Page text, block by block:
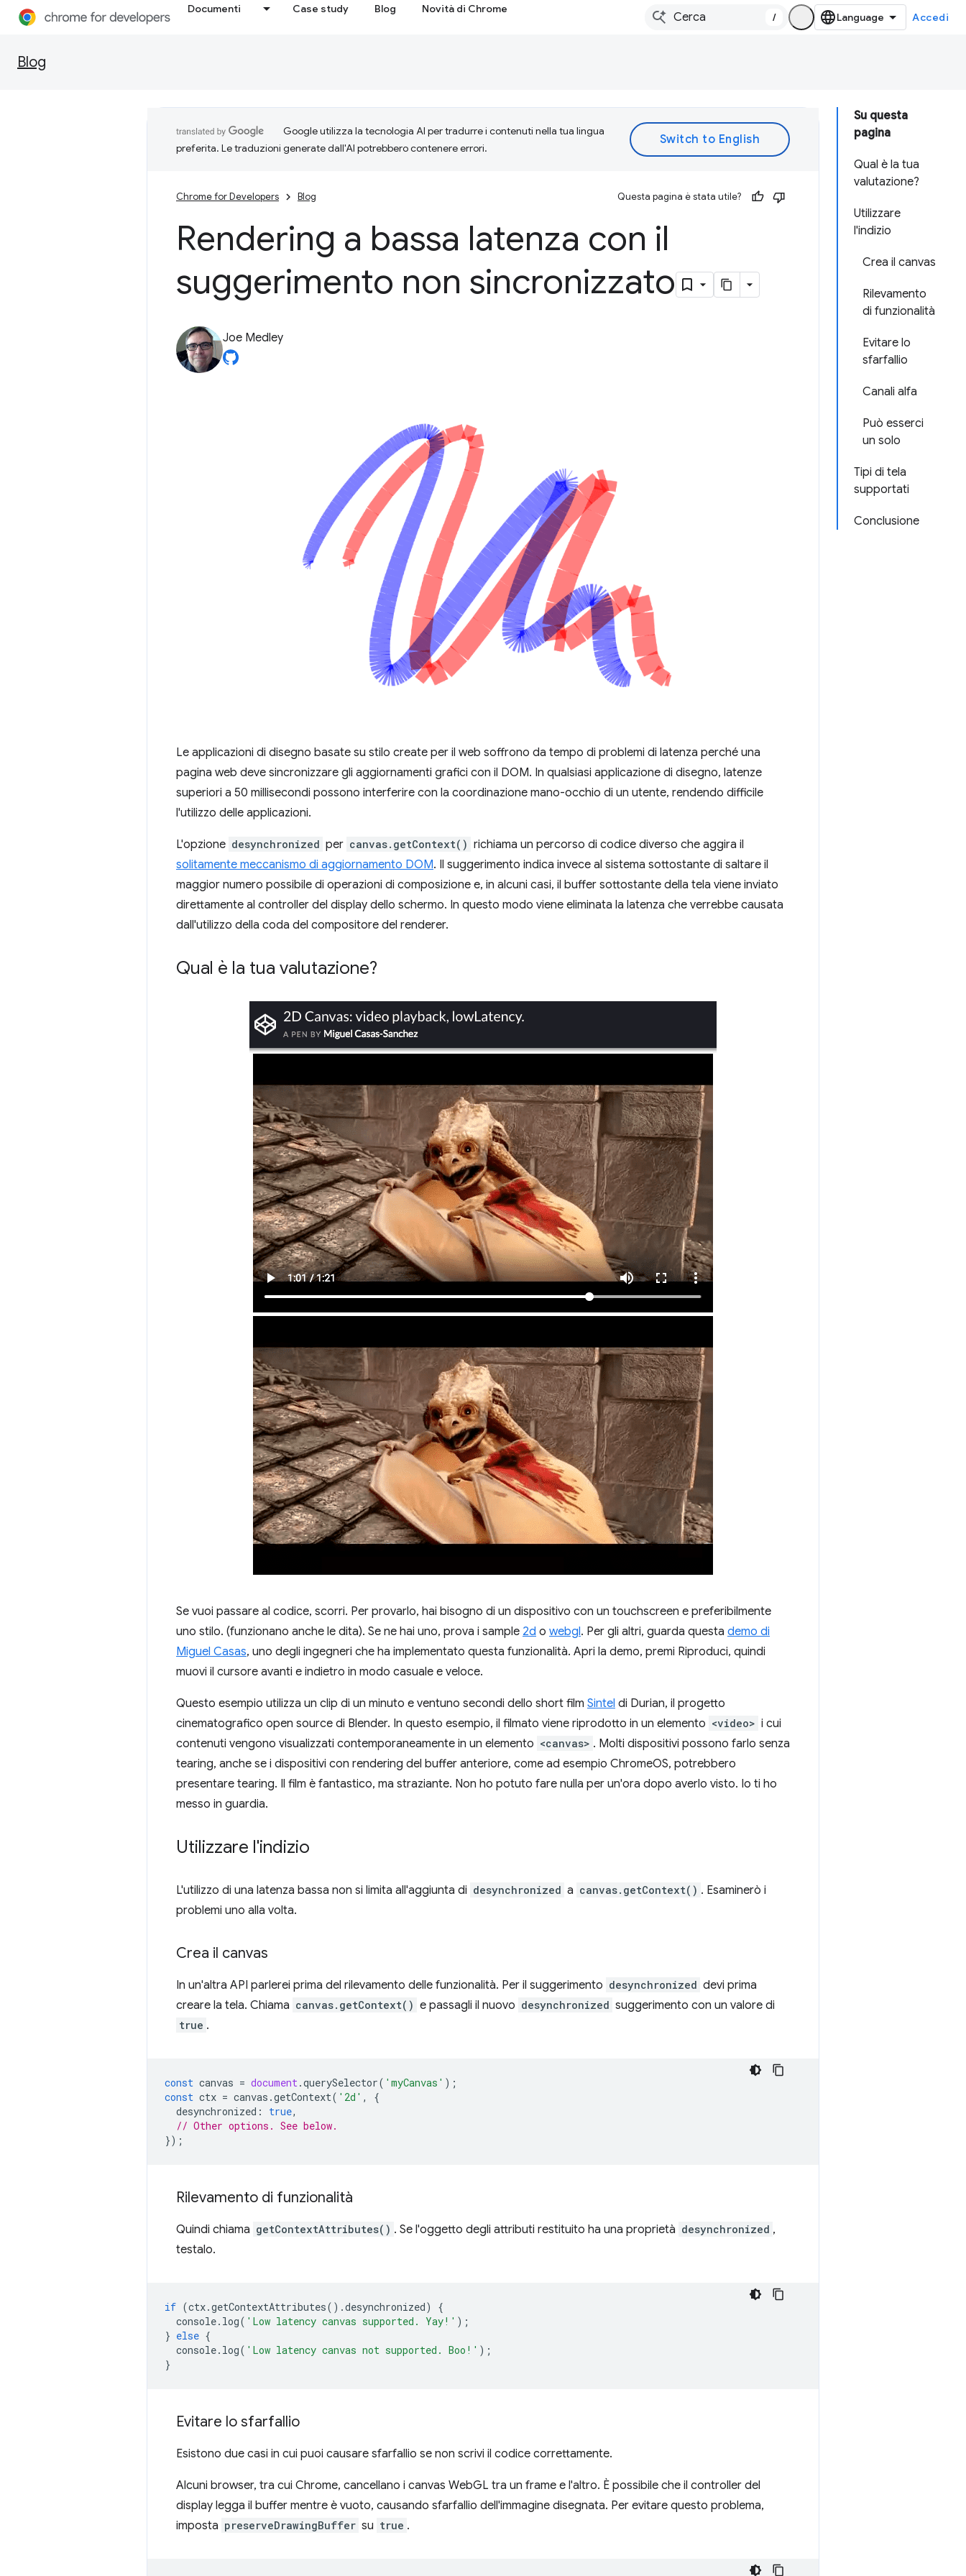
Documenti Case study Blog Novità di Chrome
/ Accedi
Blog
Su questa
pagina
Qual è la tua
valutazione?
Utilizzare
l'indizio
Crea il canvas
Rilevamento
di funzionalità
Evitare lo
sfarfallio
Canali alfa
Può esserci
un solo
Tipi di tela
supportati
Conclusione
Google utilizza la tecnologia AI per tradurre i contenuti nella tua lingua
preferita. Le traduzioni generate dall'AI potrebbero contenere errori.
Chrome for Developers Blog Questa pagina è stata utile?
Rendering a bassa latenza con il
suggerimento non sincronizzato
Joe Medley
Le applicazioni di disegno basate su stilo create per il web soffrono da tempo di problemi di latenza perché una
pagina web deve sincronizzare gli aggiornamenti grafici con il DOM. In qualsiasi applicazione di disegno, latenze
superiori a 50 millisecondi possono interferire con la coordinazione mano-occhio di un utente, rendendo difficile
l'utilizzo delle applicazioni.
L'opzione desynchronized per canvas.getContext() richiama un percorso di codice diverso che aggira il
solitamente meccanismo di aggiornamento DOM. Il suggerimento indica invece al sistema sottostante di saltare il
maggior numero possibile di operazioni di composizione e, in alcuni casi, il buffer sottostante della tela viene inviato
direttamente al controller del display dello schermo. In questo modo viene eliminata la latenza che verrebbe causata
dall'utilizzo della coda del compositore del renderer.
Qual è la tua valutazione?
Se vuoi passare al codice, scorri. Per provarlo, hai bisogno di un dispositivo con un touchscreen e preferibilmente
uno stilo. (funzionano anche le dita). Se ne hai uno, prova i sample 2d o webgl. Per gli altri, guarda questa demo di
Miguel Casas, uno degli ingegneri che ha implementato questa funzionalità. Apri la demo, premi Riproduci, quindi
muovi il cursore avanti e indietro in modo casuale e veloce.
Questo esempio utilizza un clip di un minuto e ventuno secondi dello short film Sintel di Durian, il progetto
cinematografico open source di Blender. In questo esempio, il filmato viene riprodotto in un elemento <video> i cui
contenuti vengono visualizzati contemporaneamente in un elemento <canvas> . Molti dispositivi possono farlo senza
tearing, anche se i dispositivi con rendering del buffer anteriore, come ad esempio ChromeOS, potrebbero
presentare tearing. Il film è fantastico, ma straziante. Non ho potuto fare nulla per un'ora dopo averlo visto. Io ti ho
messo in guardia.
Utilizzare l'indizio
L'utilizzo di una latenza bassa non si limita all'aggiunta di desynchronized a canvas.getContext() . Esaminerò i
problemi uno alla volta.
Crea il canvas
In un'altra API parlerei prima del rilevamento delle funzionalità. Per il suggerimento desynchronized devi prima
creare la tela. Chiama canvas.getContext() e passagli il nuovo desynchronized suggerimento con un valore di
true .
const canvas = document.querySelector( 'myCanvas' );
const ctx = canvas .getContext( '2d' ,
{
desynchronized : true,
// Other options. See below.
});
Rilevamento di funzionalità
Quindi chiama getContextAttributes() . Se l'oggetto degli attributi restituito ha una proprietà desynchronized ,
testalo.
if (ctx.getContextAttributes().desynchronized)
{
console. log( 'Low latency canvas supported. Yay!' );
} else {
console. log( 'Low latency canvas not supported. Boo!' );
}
Evitare lo sfarfallio
Esistono due casi in cui puoi causare sfarfallio se non scrivi il codice correttamente.
Alcuni browser, tra cui Chrome, cancellano i canvas WebGL tra un frame e l'altro. È possibile che il controller del
display legga il buffer mentre è vuoto, causando sfarfallio dell'immagine disegnata. Per evitare questo problema,
imposta preserveDrawingBuffer su true .